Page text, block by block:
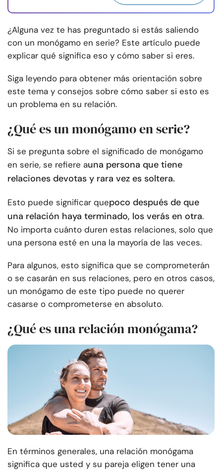
¿Alguna vez te has preguntado si estás saliendo
con un monógamo en serie? Este artículo puede
explicar qué significa eso y cómo saber si eres.
Siga leyendo para obtener más orientación sobre
este tema y consejos sobre cómo saber si esto es
un problema en su relación.
¿Qué es un monógamo en serie?
Si se pregunta sobre el significado de monógamo
en serie, se refiere auna persona que tiene
relaciones devotas y rara vez es soltera.
Esto puede significar quepoco después de que
una relación haya terminado, los verás en otra.
No importa cuánto duren estas relaciones, solo que
una persona esté en una la mayoría de las veces.
Para algunos, esto significa que se comprometerán
o se casarán en sus relaciones, pero en otros casos,
un monógamo de este tipo puede no querer
casarse o comprometerse en absoluto.
¿Qué es una relación monógama?
En términos generales, una relación monógama
significa que usted y su pareja eligen tener una